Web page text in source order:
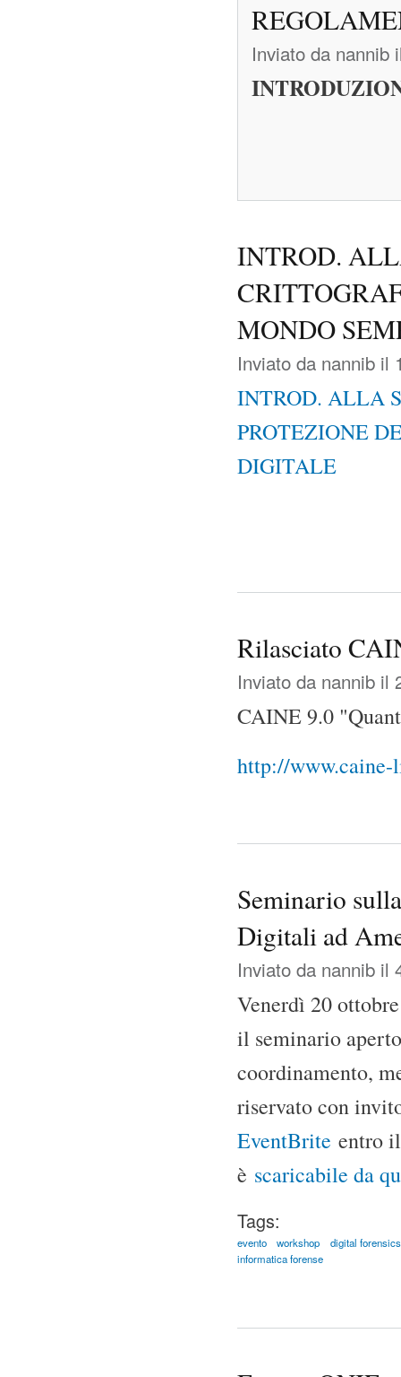
Inviato da nannib
INTROD.
MONDO
Inviato da nannib il
INTROD. ALLA
PROTEZIONE
DIGITALE
Rilasciato
Inviato da nannib il
CAINE 9.0
http://
Seminario
Digitali ad
Inviato da nannib il
Venerdì 20
il seminario
coordinamento,
riservato con
EventBrite entro
è scaricabile da
Tags:
evento workshop
digital forensics
informatica forense